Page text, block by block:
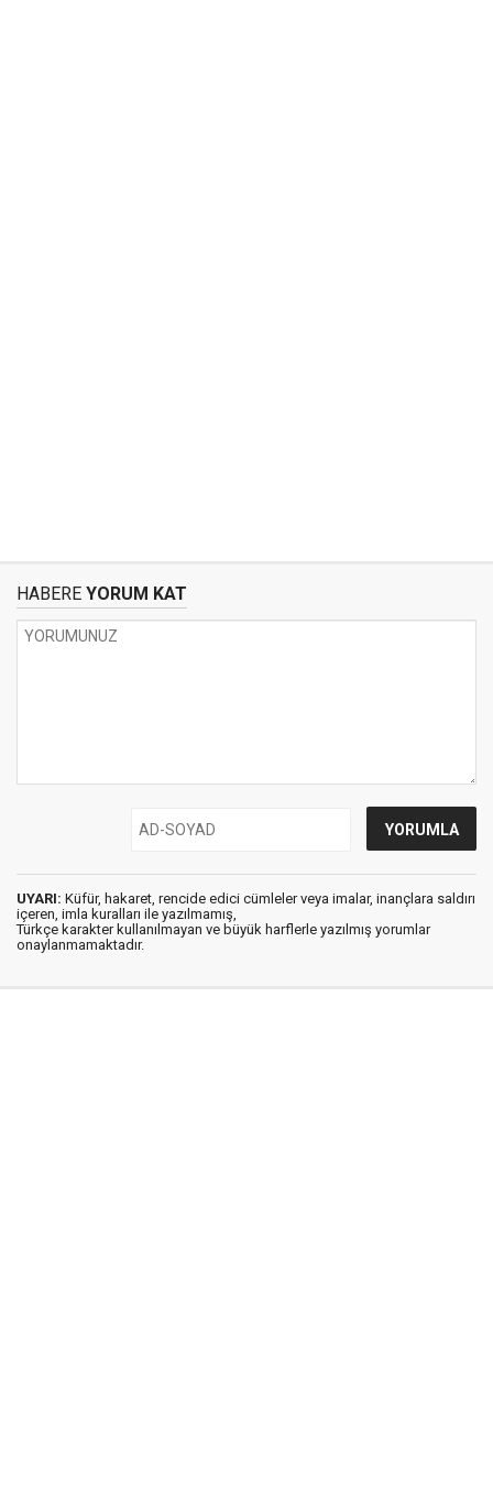
HABERE YORUM KAT
UYARI: Küfür, hakaret, rencide edici cümleler veya imalar, inançlara saldırı
içeren, imla kuralları ile yazılmamış,
Türkçe karakter kullanılmayan ve büyük harflerle yazılmış yorumlar
onaylanmamaktadır.